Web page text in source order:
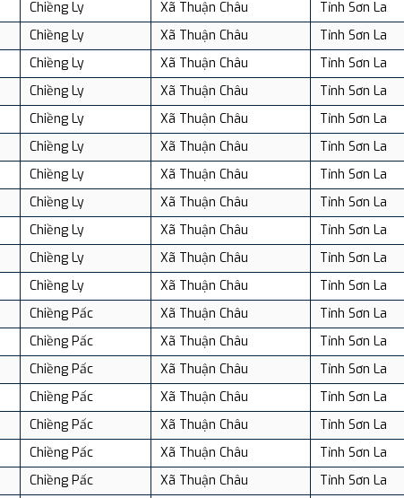
Chiềng Ly Xã Thuận Châu
Tỉnh Sơn La
Chiềng Ly Xã Thuận Châu
Tỉnh Sơn La
Chiềng Ly Xã Thuận Châu
Tỉnh Sơn La
Chiềng Ly Xã Thuận Châu
Tỉnh Sơn La
Chiềng Ly Xã Thuận Châu
Tỉnh Sơn La
Chiềng Ly Xã Thuận Châu
Tỉnh Sơn La
Chiềng Ly Xã Thuận Châu
Tỉnh Sơn La
Chiềng Ly Xã Thuận Châu
Tỉnh Sơn La
Chiềng Ly Xã Thuận Châu
Tỉnh Sơn La
Chiềng Ly Xã Thuận Châu
Tỉnh Sơn La
Chiềng Ly Xã Thuận Châu
Tỉnh Sơn La
Chiềng Pấc Xã Thuận Châu
Tỉnh Sơn La
Chiềng Pấc Xã Thuận Châu
Tỉnh Sơn La
Chiềng Pấc Xã Thuận Châu
Tỉnh Sơn La
Chiềng Pấc Xã Thuận Châu
Tỉnh Sơn La
Chiềng Pấc Xã Thuận Châu
Tỉnh Sơn La
Chiềng Pấc Xã Thuận Châu
Tỉnh Sơn La
Chiềng Pấc Xã Thuận Châu
Tỉnh Sơn La